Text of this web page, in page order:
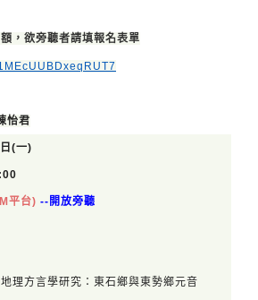
，欲旁聽者請填報名表單
怡君
(一)
平台) --開放旁聽
理方言學研究：東石鄉與東勢鄉元音